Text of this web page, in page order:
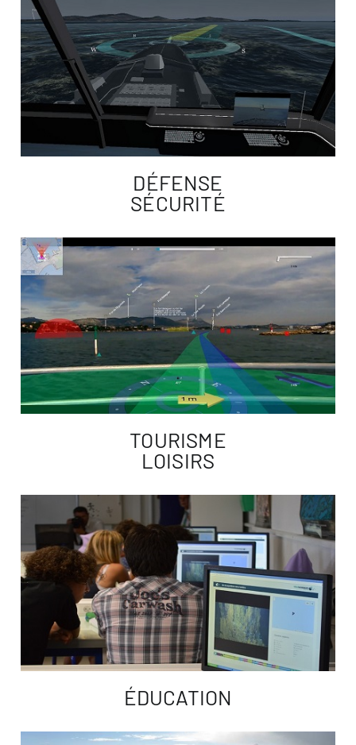
DÉFENSE
SÉCURITÉ
TOURISME
LOISIRS
ÉDUCATION